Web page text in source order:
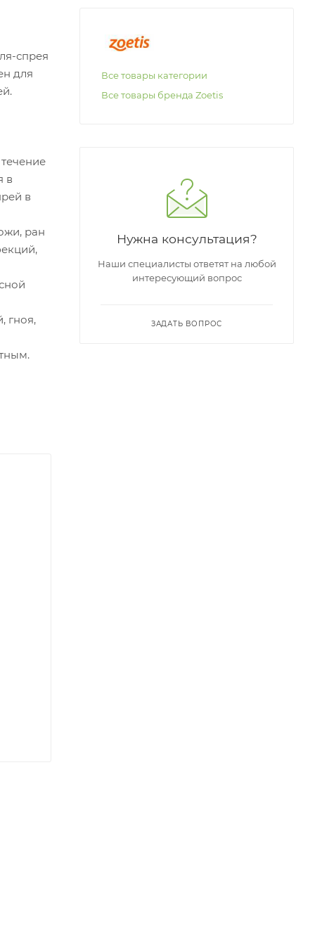
спрея
для
в
в
ран
гноя,
Все товары категории
Все товары бренда Zoetis
Нужна консультация?
Наши специалисты ответят на любой
интересующий вопрос
ЗАДАТЬ ВОПРОС